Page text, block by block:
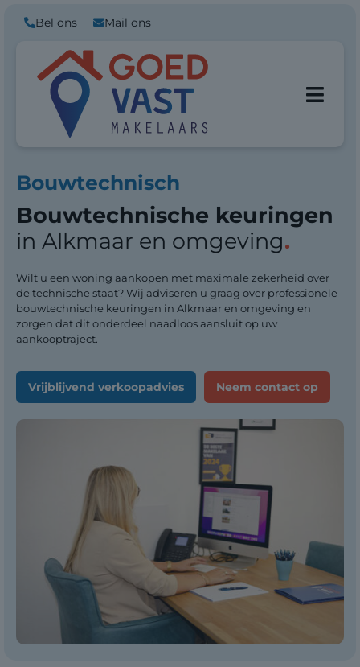
Bel ons Mail ons
Bouwtechnisch
Bouwtechnische keuringen
in Alkmaar en omgeving.
Wilt u een woning aankopen met maximale zekerheid over
de technische staat? Wij adviseren u graag over professionele
bouwtechnische keuringen in Alkmaar en omgeving en
zorgen dat dit onderdeel naadloos aansluit op uw
aankooptraject.
Vrijblijvend verkoopadvies Neem contact op